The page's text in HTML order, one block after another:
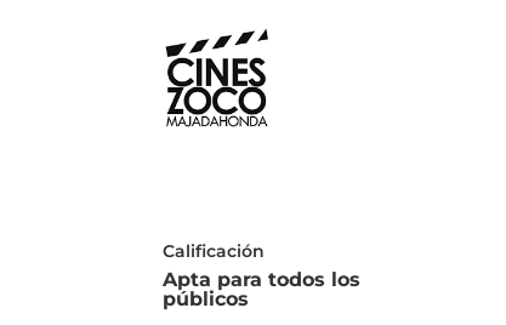
Calificación
Apta para todos los
públicos